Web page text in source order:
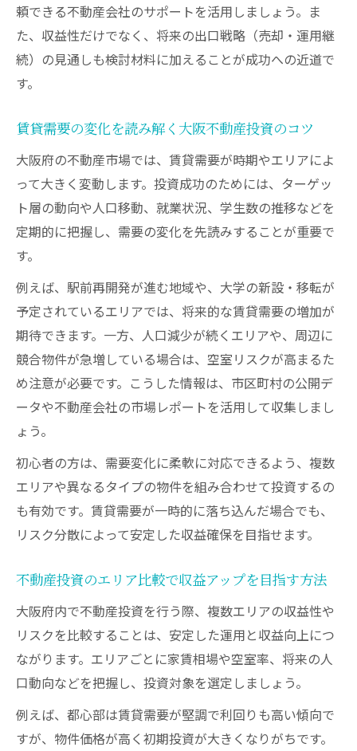
頼できる不動産会社のサポートを活用しましょう。ま
た、収益性だけでなく、将来の出口戦略（売却・運用継
続）の見通しも検討材料に加えることが成功への近道で
す。
賃貸需要の変化を読み解く大阪不動産投資のコツ
大阪府の不動産市場では、賃貸需要が時期やエリアによ
って大きく変動します。投資成功のためには、ターゲッ
ト層の動向や人口移動、就業状況、学生数の推移などを
定期的に把握し、需要の変化を先読みすることが重要で
す。
例えば、駅前再開発が進む地域や、大学の新設・移転が
予定されているエリアでは、将来的な賃貸需要の増加が
期待できます。一方、人口減少が続くエリアや、周辺に
競合物件が急増している場合は、空室リスクが高まるた
め注意が必要です。こうした情報は、市区町村の公開デ
ータや不動産会社の市場レポートを活用して収集しまし
ょう。
初心者の方は、需要変化に柔軟に対応できるよう、複数
エリアや異なるタイプの物件を組み合わせて投資するの
も有効です。賃貸需要が一時的に落ち込んだ場合でも、
リスク分散によって安定した収益確保を目指せます。
不動産投資のエリア比較で収益アップを目指す方法
大阪府内で不動産投資を行う際、複数エリアの収益性や
リスクを比較することは、安定した運用と収益向上につ
ながります。エリアごとに家賃相場や空室率、将来の人
口動向などを把握し、投資対象を選定しましょう。
例えば、都心部は賃貸需要が堅調で利回りも高い傾向で
すが、物件価格が高く初期投資が大きくなりがちです。